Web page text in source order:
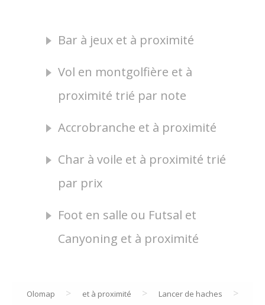
Bar à jeux et à proximité
Vol en montgolfière et à
proximité trié par note
Accrobranche et à proximité
Char à voile et à proximité trié
par prix
Foot en salle ou Futsal et
Canyoning et à proximité
Olomap > et à proximité > Lancer de haches >